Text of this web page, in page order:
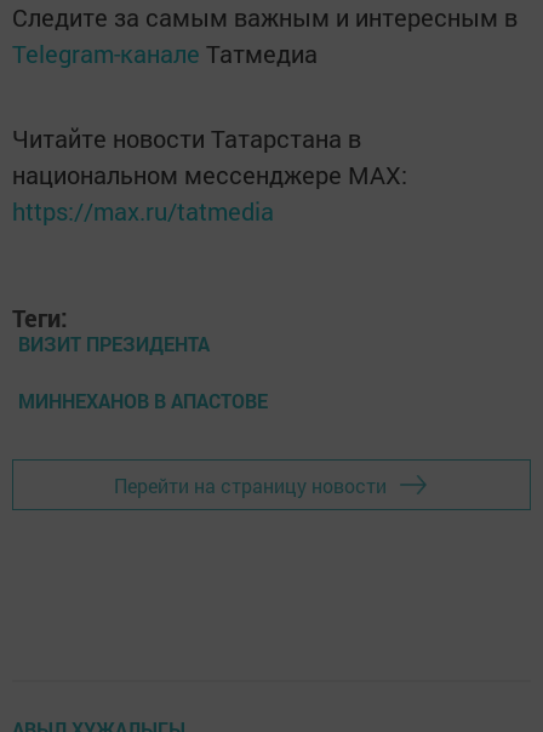
Следите за самым важным и интересным в
Telegram-канале Татмедиа
Читайте новости Татарстана в
национальном мессенджере MАХ:
https://max.ru/tatmedia
Теги:
ВИЗИТ ПРЕЗИДЕНТА
МИННЕХАНОВ В АПАСТОВЕ
Перейти на страницу новости